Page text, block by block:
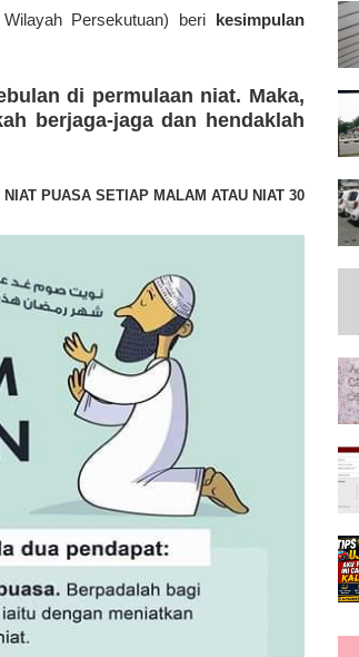
Persekutuan) beri kesimpulan
di permulaan niat. Maka,
berjaga-jaga dan hendaklah
NIAT PUASA SETIAP MALAM ATAU NIAT 30